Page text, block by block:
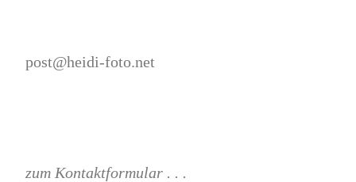
post@heidi-foto.net
zum Kontaktformular . . .